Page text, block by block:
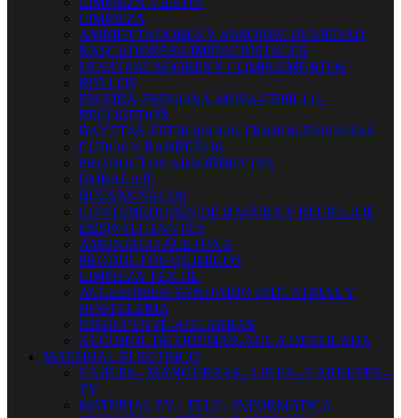
LIMPIEZA
AMBIENTADORES Y ABSORBE HUMEDAD
RASCADORES-LIMPIACRISTALES
DESATASCADORES Y COMPLEMENTOS
ROLLOS
ESCOBA-FREGONA-MOPA-CEPILLO-
RECOGEDOR
BAYETAS-ESTROPAJOS-TRAPOS-ESPONJAS
CUBOS Y BARREÑOS
PRODUCTOS ABSORBENTES
EMBALAJE
BOLSAS-SACOS
CONTENEDORES DE BASURA Y RECICLAJE
DESINFECTANTES
AMONIACO ACETONA
PRODUCTOS QUIMICOS
LIMPIEZA TEXTIL
ACCESORIOS SANITARIO INDUSTRIAL Y
HOSTELERIA
DISOLVENTE-AGUARRAS
ALCOHOL DE QUEMAR-AGUA DESTILADA
MATERIAL ELECTRICO
CABLES - MANGUERAS - LINEA - CARRETES -
TV
MATERIAL TV - TELF - INFORMATICA